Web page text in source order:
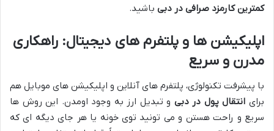
کمترین کارمزد صرافی در دبی باشید.
اپلیکیشن ها و پلتفرم های دیجیتال: راهکاری
مدرن و سریع
با پیشرفت تکنولوژی، پلتفرم های آنلاین و اپلیکیشن های موبایل هم
برای انتقال پول در دبی و تبدیل ارز به وجود اومدن. این روش ها
سریع و راحت هستن و می تونید توی خونه یا هر جای دیگه ای که